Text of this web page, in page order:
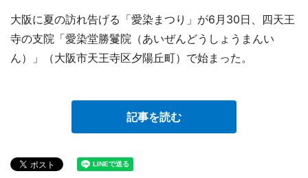
大阪に夏の訪れ告げる「愛染まつり」が6月30日、四天王
寺の支院「愛染堂勝鬘院（あいぜんどうしょうまんい
ん）」（大阪市天王寺区夕陽丘町）で始まった。
記事を読む